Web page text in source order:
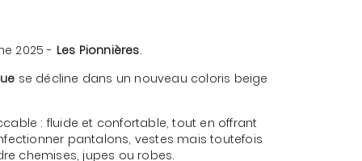
2025 - Les Pionnières.
se décline dans un nouveau coloris beige
: fluide et confortable, tout en offrant
pantalons, vestes mais toutefois
chemises, jupes ou robes.